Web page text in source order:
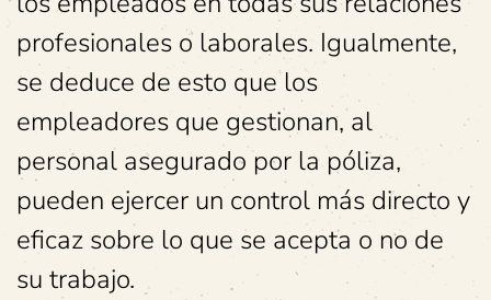
profesionales o laborales. Igualmente,
se deduce de esto que los
empleadores que gestionan, al
personal asegurado por la póliza,
pueden ejercer un control más directo y
eficaz sobre lo que se acepta o no de
su trabajo.